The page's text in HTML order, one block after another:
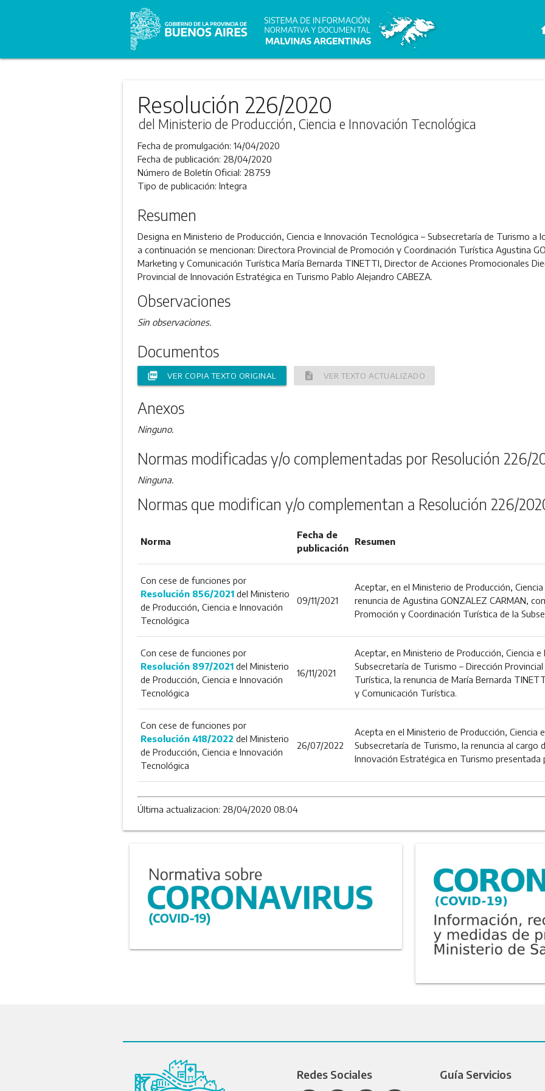
Resolución 226/2020
del Ministerio de Producción, Ciencia e Innovación Tecnológica
Fecha de promulgación: 14/04/2020
Fecha de publicación: 28/04/2020
Número de Boletín Oficial: 28759
Tipo de publicación: Integra
Resumen
Designa en Ministerio de Producción, Ciencia e Innovación Tecnológica – Subsecretaría de Turismo a
a continuación se mencionan: Directora Provincial de Promoción y Coordinación Turística Agustina
Marketing y Comunicación Turística María Bernarda TINETTI, Director de Acciones Promocionales
Provincial de Innovación Estratégica en Turismo Pablo Alejandro CABEZA.
Observaciones
Sin observaciones.
Documentos
picture_as_pdf VER COPIA TEXTO ORIGINAL description VER TEXTO ACTUALIZADO
Anexos
Ninguno.
Normas modificadas y/o complementadas por Resolución 226/
Ninguna.
Normas que modifican y/o complementan a Resolución 226/
Norma
Fecha de
publicación
Resumen
Con cese de funciones por
Resolución 856/2021del Ministerio
de Producción, Ciencia e Innovación
Tecnológica
09/11/2021
Aceptar, en el Ministerio de Producción,
renuncia de Agustina GONZALEZ CARMAN,
Promoción y Coordinación Turística de la
Con cese de funciones por
Resolución 897/2021del Ministerio
de Producción, Ciencia e Innovación
Tecnológica
16/11/2021
Aceptar, en Ministerio de Producción, Ciencia
Subsecretaría de Turismo – Dirección
Turística, la renuncia de María Bernarda
y Comunicación Turística.
Con cese de funciones por
Resolución 418/2022 del Ministerio
de Producción, Ciencia e Innovación
Tecnológica
26/07/2022
Acepta en el Ministerio de Producción, Ciencia
Subsecretaría de Turismo, la renuncia al cargo
Innovación Estratégica en Turismo presentada
Última actualizacion: 28/04/2020 08:04
Redes Sociales Guía Servicios